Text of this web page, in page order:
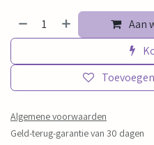
Aan
Algemene voorwaarden
Geld-terug-garantie van 30 dagen